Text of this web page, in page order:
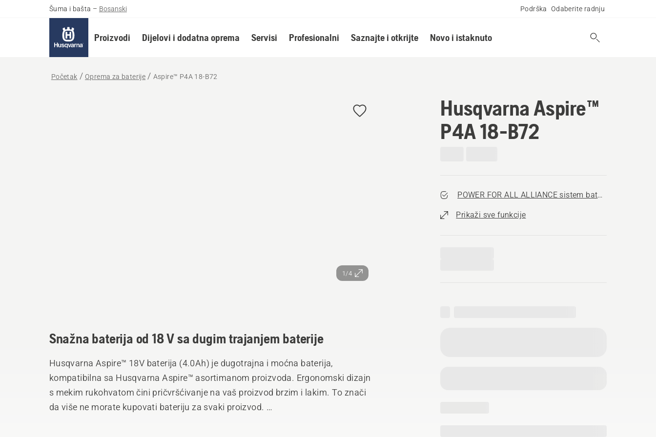
Šuma i bašta – Bosanski Podrška Odaberite radnju
Proizvodi Dijelovi i dodatna oprema Servisi Profesionalni Saznajte i otkrijte Novo i istaknuto
Početak Oprema za baterije Aspire™ P4A 18-B72
1/4
Husqvarna Aspire™
P4A 18-B72
POWER FOR ALL ALLIANCE sistem baterija
Prikaži sve funkcije
Snažna baterija od 18 V sa dugim trajanjem baterije
Husqvarna Aspire™ 18V baterija (4.0Ah) je dugotrajna i moćna baterija,
kompatibilna sa Husqvarna Aspire™ asortimanom proizvoda. Ergonomski dizajn
s mekim rukohvatom čini pričvršćivanje na vaš proizvod brzim i lakim. To znači
da više ne morate kupovati bateriju za svaki proizvod.